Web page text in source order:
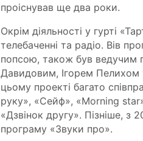
проіснував ще два роки.
Окрім діяльності у гурті
телебаченні та радіо. Вів
попсою, також був ведучим
Давидовим, Ігорем Пелихом
цьому проекті багато
руку», «Сейф», «Morning
«Дзвінок другу». Пізніше, з
програму «Звуки про».